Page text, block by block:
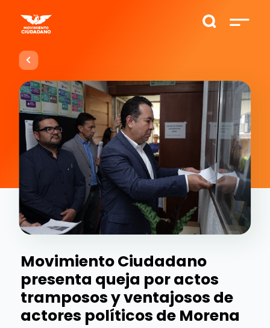
Movimiento Ciudadano
presenta queja por actos
tramposos y ventajosos de
actores políticos de Morena